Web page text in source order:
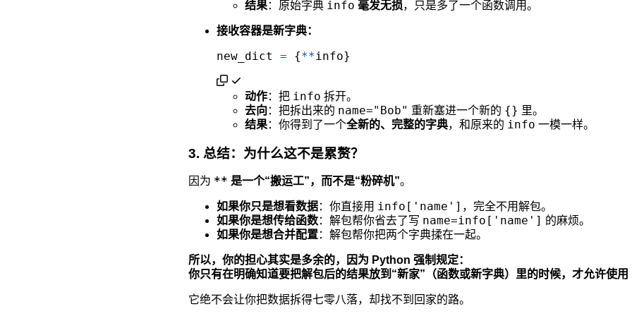
结果：原始字典 info 毫发无损，只是多了一个函数调用。
接收容器是新字典：
new_dict = {**info}
动作：把 info 拆开。
去向 ：把拆出来的 name="Bob" 重新塞进一个新的 {} 里。
结果：你得到了一个全新的、完整的字典，和原来的 info 一模一样。
3. 总结：为什么这不是累赘？
因为 ** 是一个“搬运工”，而不是“粉碎机”。
如果你只是想看数据：你直接用 info['name'] ，完全不用解包。
如果你是想传给函数：解包帮你省去了写 name=info['name'] 的麻烦。
如果你是想合并配置：解包帮你把两个字典揉在一起。
所以，你的担心其实是多余的，因为 Python 强制规定：
你只有在明确知道要把解包后的结果放到“新家”（函数或新字典）里的时候，才允许使用
它绝不会让你把数据拆得七零八落，却找不到回家的路。